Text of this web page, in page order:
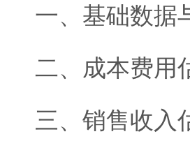
一、基础数据
二、成本费用
三、销售收入